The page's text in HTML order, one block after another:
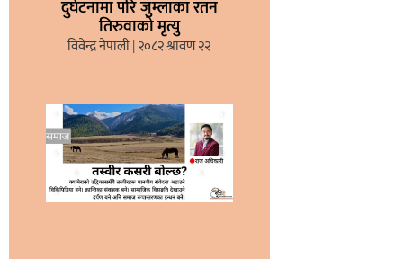
दुर्घटनामा परि जुम्लाका रतन
तिरुवाको मृत्यु
विवेन्द्र नेपाली २०८२ श्रावण २२